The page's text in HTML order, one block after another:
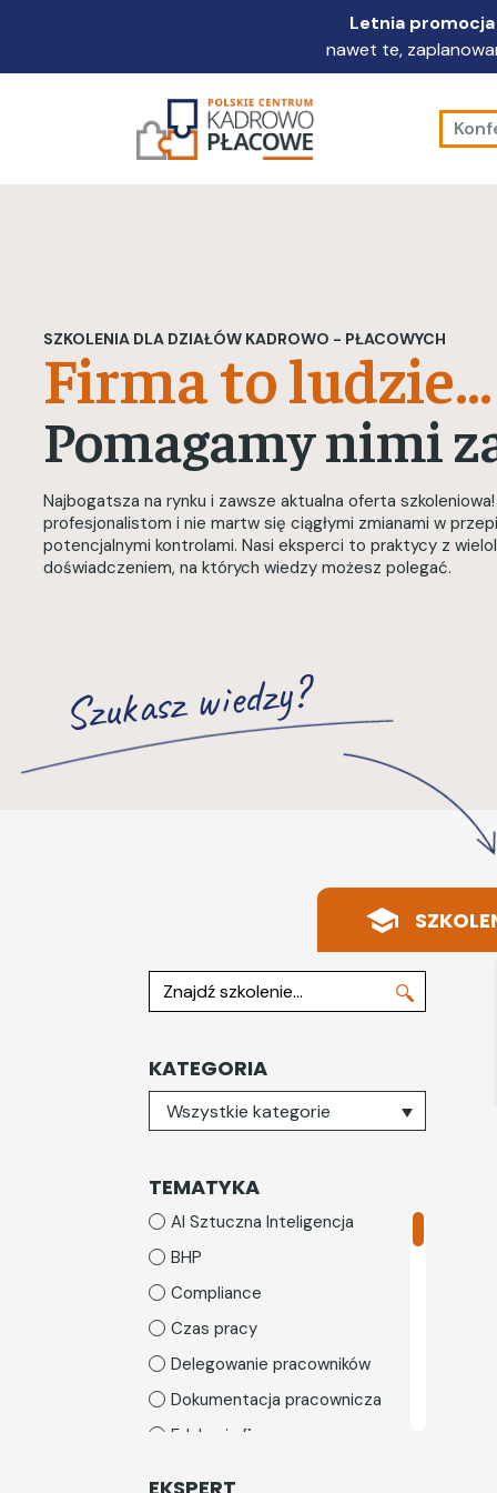
Letnia
nawet te,
Szukasz wiedzy?
SZKOLENIA DLA DZIAŁÓW KADROWO - PŁACOWYCH
Firma to ludzie...
Pomagamy nimi
Najbogatsza na rynku i zawsze aktualna oferta szkoleniowa!
profesjonalistom i nie martw się ciągłymi zmianami w
potencjalnymi kontrolami. Nasi eksperci to praktycy z
doświadczeniem, na których wiedzy możesz polegać.
Znajdź szkolenie
KATEGORIA
Wybierz kategorię
Wszystkie kategorie
TEMATYKA
AI Sztuczna Inteligencja
BHP
Compliance
Czas pracy
Delegowanie pracowników
Dokumentacja pracownicza
Edukacja finansowa